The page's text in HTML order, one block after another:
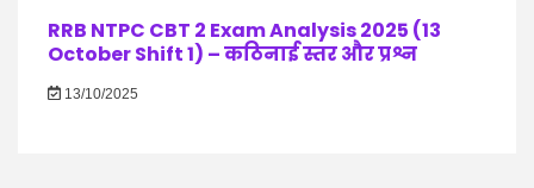
RRB NTPC CBT 2 Exam Analysis 2025 (13
October Shift 1) – कठिनाई स्तर और प्रश्न
13/10/2025